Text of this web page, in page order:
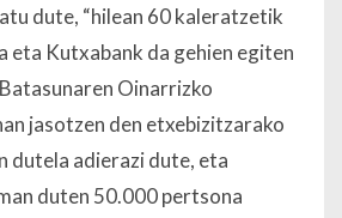
dute, “hilean 60 kaleratzetik
eta Kutxabank da gehien egiten
Oinarrizko
jasotzen den etxebizitzarako
dutela adierazi dute, eta
duten 50.000 pertsona